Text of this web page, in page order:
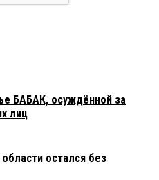
БАБАК, осуждённой за
лиц
остался без